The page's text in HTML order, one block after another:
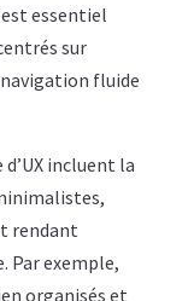
essentiel
sur
fluide
incluent la
rendant
Par exemple,
organisés et